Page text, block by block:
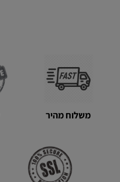
משלוח מהיר